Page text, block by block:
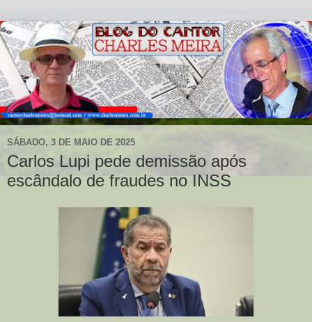
SÁBADO, 3 DE MAIO DE 2025
Carlos Lupi pede demissão após
escândalo de fraudes no INSS